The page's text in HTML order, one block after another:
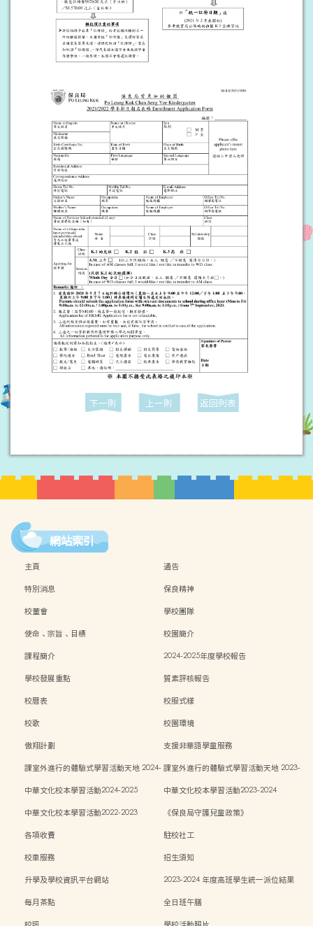
下一則 上一則 返回列表
網站索引
主頁
通告
特別消息
保良精神
校董會
學校團隊
使命、宗旨、目標
校園簡介
課程簡介
2024-2025年度學校報告
學校發展重點
質素評核報告
校曆表
校服式樣
校歌
校園環境
傲翔計劃
支援非華語學童服務
課室外進行的體驗式學習活動天地 2024-課室外進行的體驗式學習活動天地 2023-
中華文化校本學習活動2024-2025
中華文化校本學習活動2023-2024
中華文化校本學習活動2022-2023
《保良局守護兒童政策》
各項收費
駐校社工
校車服務
招生須知
升學及學校資訊平台網站
2023-2024 年度高班學生統一派位結果
每月茶點
全日班午膳